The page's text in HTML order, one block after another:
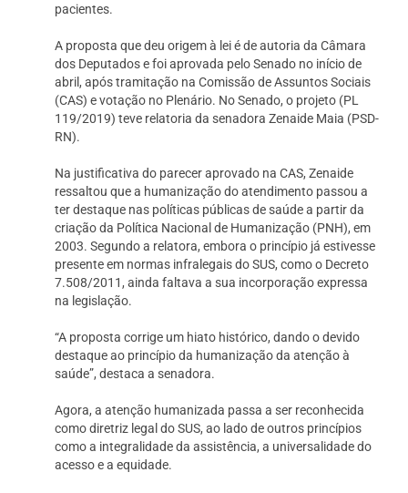
pacientes.
A proposta que deu origem à lei é de autoria da Câmara
dos Deputados e foi aprovada pelo Senado no início de
abril, após tramitação na Comissão de Assuntos Sociais
(CAS) e votação no Plenário. No Senado, o projeto (PL
119/2019) teve relatoria da senadora Zenaide Maia (PSD-
RN).
Na justificativa do parecer aprovado na CAS, Zenaide
ressaltou que a humanização do atendimento passou a
ter destaque nas políticas públicas de saúde a partir da
criação da Política Nacional de Humanização (PNH), em
2003. Segundo a relatora, embora o princípio já estivesse
presente em normas infralegais do SUS, como o Decreto
7.508/2011, ainda faltava a sua incorporação expressa
na legislação.
“A proposta corrige um hiato histórico, dando o devido
destaque ao princípio da humanização da atenção à
saúde”, destaca a senadora.
Agora, a atenção humanizada passa a ser reconhecida
como diretriz legal do SUS, ao lado de outros princípios
como a integralidade da assistência, a universalidade do
acesso e a equidade.